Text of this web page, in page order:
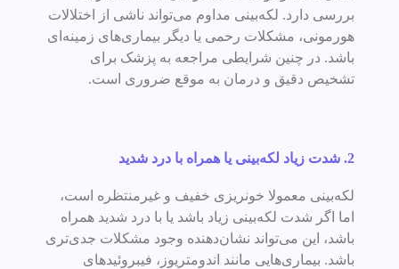
بررسی دارد. لکه‌بینی مداوم می‌تواند ناشی از اختلالات
هورمونی، مشکلات رحمی یا دیگر بیماری‌های زمینه‌ای
باشد. در چنین شرایطی مراجعه به پزشک برای
تشخیص دقیق و درمان به موقع ضروری است.
2. شدت زیاد لکه‌بینی یا همراه با درد شدید
لکه‌بینی معمولا خونریزی خفیف و غیرمنتظره است،
اما اگر شدت لکه‌بینی زیاد باشد یا با درد شدید همراه
باشد، این می‌تواند نشان‌دهنده وجود مشکلات جدی‌تری
باشد. بیماری‌هایی مانند اندومتریوز، فیبروئیدهای